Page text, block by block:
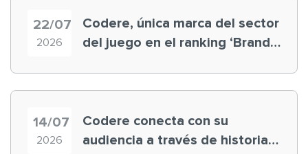
22/07
2026
Codere, única marca del sector
del juego en el ranking ‘Brand
14/07
2026
Codere conecta con su
audiencia a través de historias